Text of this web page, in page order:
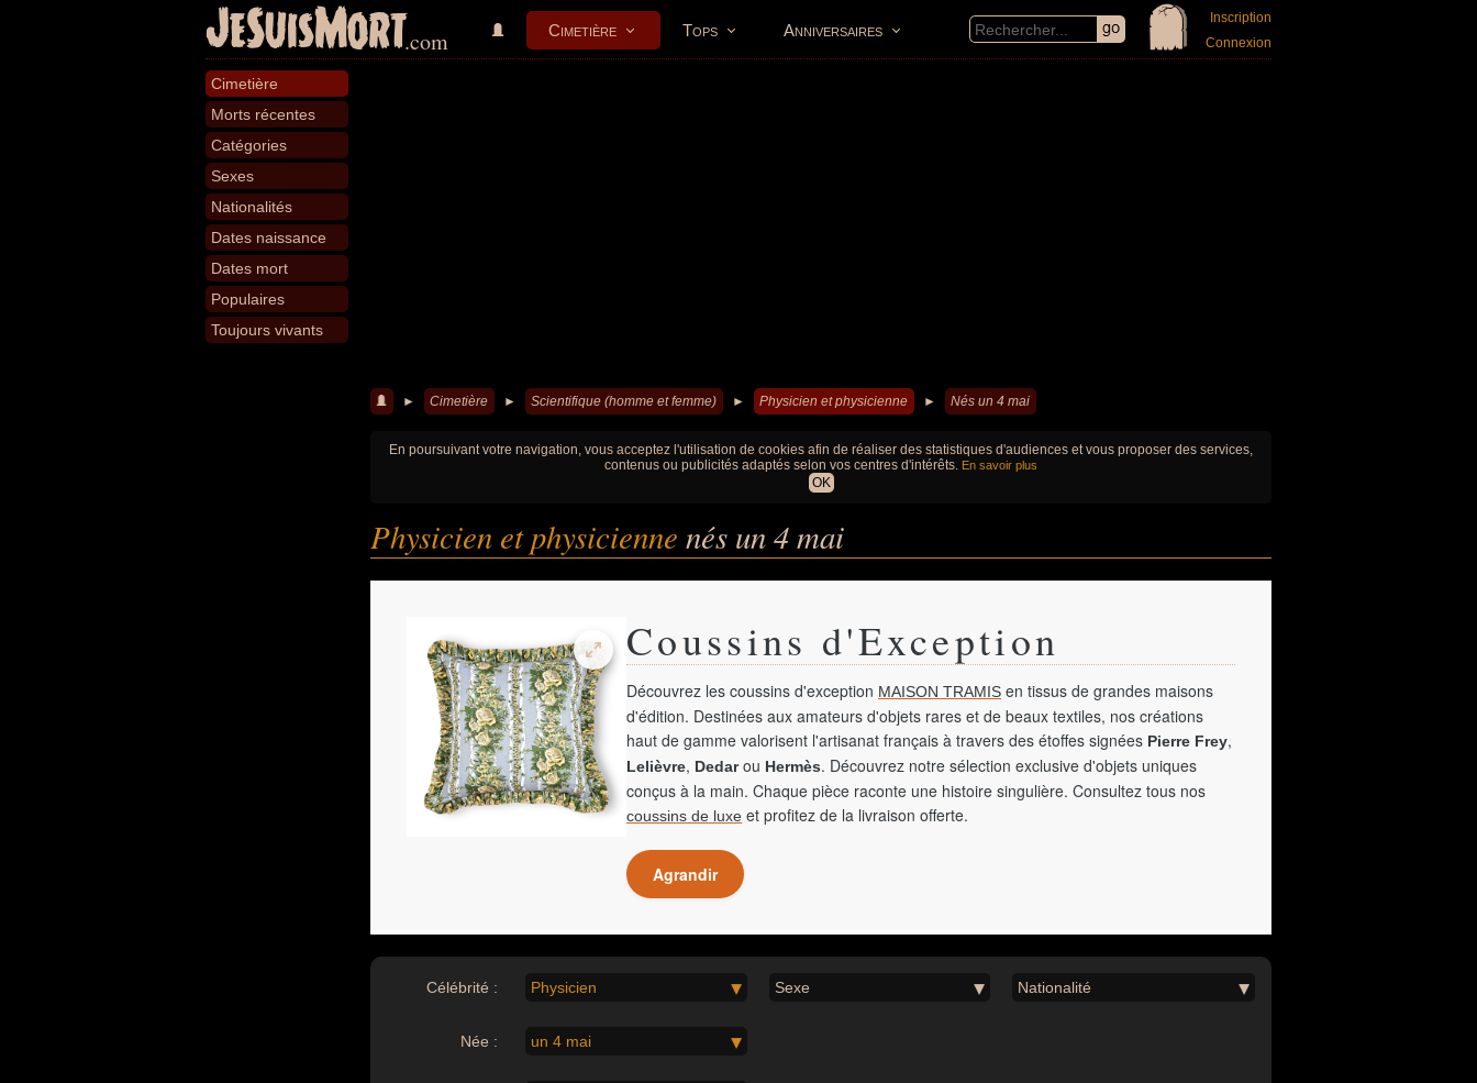
JeSuisMort.com Cimetière Tops Anniversaires
Inscription
Connexion
Cimetière
Morts récentes
Catégories
Sexes
Nationalités
Dates naissance
Dates mort
Populaires
Toujours vivants
► Cimetière ► Scientifique (homme et femme) ► Physicien et physicienne ► Nés un 4 mai
En poursuivant votre navigation, vous acceptez l'utilisation de cookies afin de réaliser des statistiques d'audiences et vous proposer des services,
contenus ou publicités adaptés selon vos centres d'intérêts. En savoir plus
OK
Physicien et physicienne nés un 4 mai
Coussins d'Exception
Découvrez les coussins d'exception MAISON TRAMIS en tissus de grandes maisons
d'édition. Destinées aux amateurs d'objets rares et de beaux textiles, nos créations
haut de gamme valorisent l'artisanat français à travers des étoffes signées Pierre Frey,
Lelièvre, Dedarou Hermès. Découvrez notre sélection exclusive d'objets uniques
conçus à la main. Chaque pièce raconte une histoire singulière. Consultez tous nos
coussins de luxe et profitez de la livraison offerte.
Agrandir
Célébrité : Physicien Sexe Nationalité
Née : un 4 mai